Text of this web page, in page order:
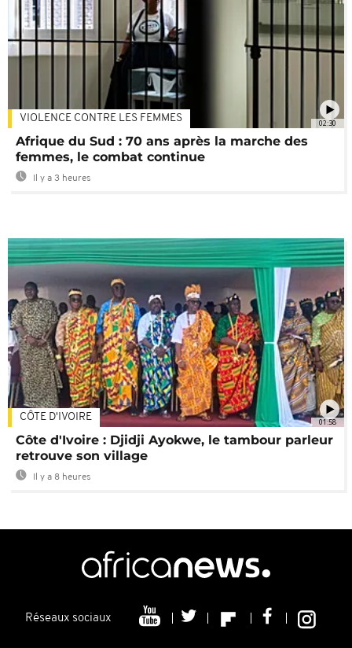
02:30
VIOLENCE CONTRE LES FEMMES
Afrique du Sud : 70 ans après la marche des
femmes, le combat continue
Il y a 3 heures
01:58
CÔTE D'IVOIRE
Côte d'Ivoire : Djidji Ayokwe, le tambour parleur
retrouve son village
Il y a 8 heures
Réseaux sociaux